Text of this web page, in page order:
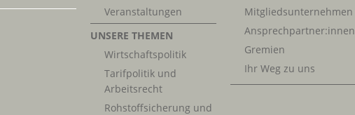
Veranstaltungen
UNSERE THEMEN
Wirtschaftspolitik
Tarifpolitik und
Arbeitsrecht
Rohstoffsicherung und
Mitgliedsunternehmen
Ansprechpartner:innen
Gremien
Ihr Weg zu uns